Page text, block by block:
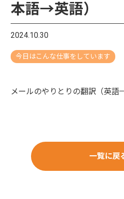
本語→英語）
2024.10.30
今日はこんな仕事をしています
メールのやりとりの翻訳（英語
一覧に戻